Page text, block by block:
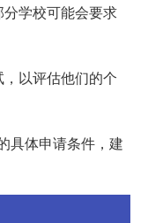
学校可能会要求
以评估他们的个
具体申请条件，建